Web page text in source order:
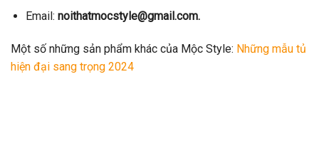
Email: noithatmocstyle@gmail.com.
Một số những sản phẩm khác của Mộc Style: Những mẫu tủ
hiện đại sang trọng 2024